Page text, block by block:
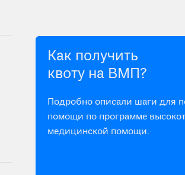
Как получить
квоту на ВМП?
Подробно описали шаги для
помощи по программе
медицинской помощи.